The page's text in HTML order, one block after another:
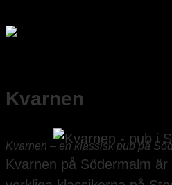
Kvarnen
Kvarnen – en klassisk pub på
Kvarnen på Södermalm är